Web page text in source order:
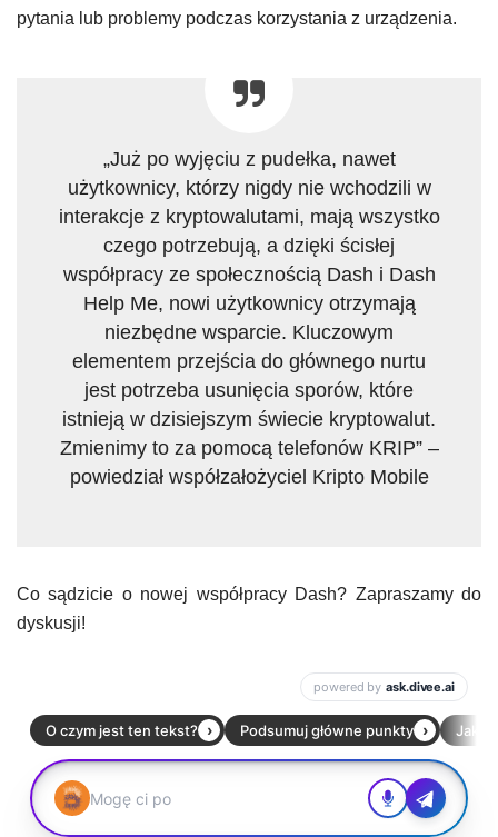
pytania lub problemy podczas korzystania z urządzenia.
„Już po wyjęciu z pudełka, nawet
użytkownicy, którzy nigdy nie wchodzili w
interakcje z kryptowalutami, mają wszystko
czego potrzebują, a dzięki ścisłej
współpracy ze społecznością Dash i Dash
Help Me, nowi użytkownicy otrzymają
niezbędne wsparcie. Kluczowym
elementem przejścia do głównego nurtu
jest potrzeba usunięcia sporów, które
istnieją w dzisiejszym świecie kryptowalut.
Zmienimy to za pomocą telefonów KRIP” –
powiedział współzałożyciel Kripto Mobile
Co sądzicie o nowej współpracy Dash? Zapraszamy do
dyskusji!